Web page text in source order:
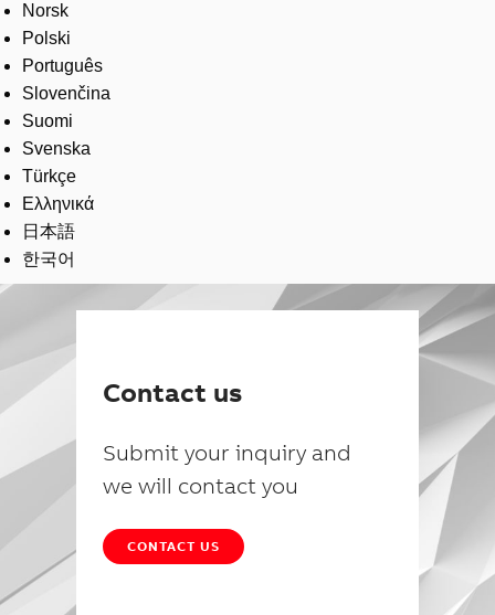
Norsk
Polski
Português
Slovenčina
Suomi
Svenska
Türkçe
Ελληνικά
日本語
한국어
Contact us
Submit your inquiry and
we will contact you
CONTACT US